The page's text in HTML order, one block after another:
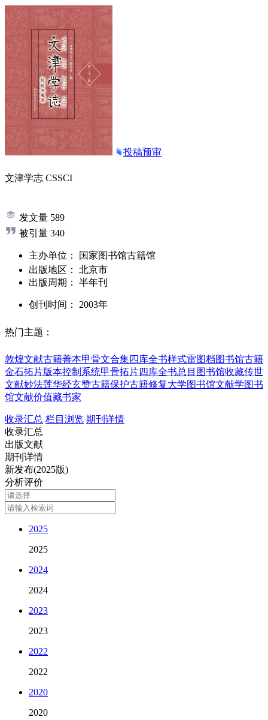
投稿预审
文津学志 CSSCI
发文量 589
被引量 340
主办单位：
国家图书馆古籍馆
出版地区：
北京市
出版周期：
半年刊
创刊时间： 2003年
热门主题：
敦煌文献古籍善本甲骨文合集四库全书样式雷图档图书馆古籍
金石拓片版本控制系统甲骨拓片四库全书总目 图书馆收藏传世
文献妙法莲华经玄赞古籍保护古籍修复大学图书馆文献学图书
馆文献价值藏书家
收录汇总 栏目浏览 期刊详情
收录汇总
出版文献
期刊详情
新发布(2025版)
分析评价
2025
2025
2024
2024
2023
2023
2022
2022
2020
2020